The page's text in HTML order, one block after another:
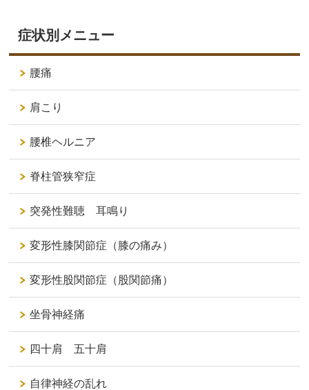
症状別メニュー
腰痛
肩こり
腰椎ヘルニア
脊柱管狭窄症
突発性難聴 耳鳴り
変形性膝関節症（膝の痛み）
変形性股関節症（股関節痛）
坐骨神経痛
四十肩 五十肩
自律神経の乱れ